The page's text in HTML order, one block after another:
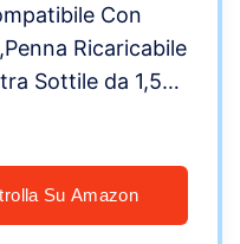
Con
Ricaricabile
Sottile da 1,5
e Tablet Android
Su Amazon